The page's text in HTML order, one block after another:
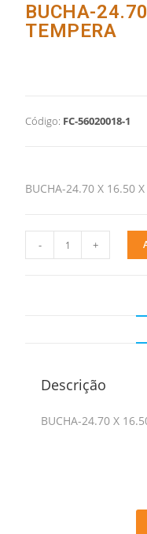
BUCHA-
TEMPERA
Código: FC-56020018-1
BUCHA-24.70 X 16.50
- +
Descrição
BUCHA-24.70 X